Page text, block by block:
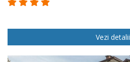
Vezi detalii